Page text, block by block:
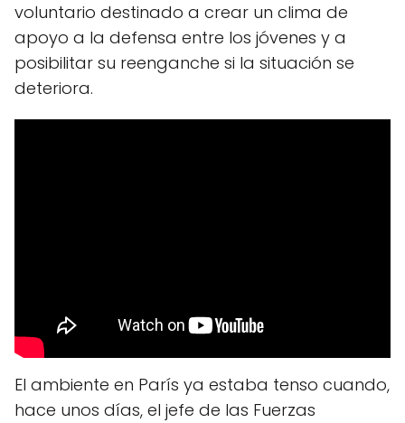
voluntario destinado a crear un clima de
apoyo a la defensa entre los jóvenes y a
posibilitar su reenganche si la situación se
deteriora.
El ambiente en París ya estaba tenso cuando,
hace unos días, el jefe de las Fuerzas